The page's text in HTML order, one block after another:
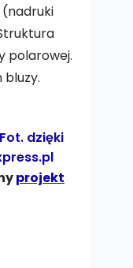
(nadruki
polarowej.
bluzy.
Fot. dzięki
projekt